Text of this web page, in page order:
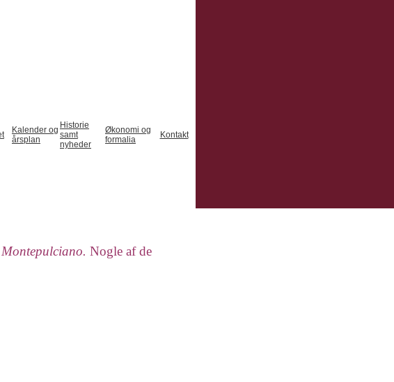
Kalender og
årsplan
Historie
samt
nyheder
Økonomi og
formalia
Kontakt
Montepulciano. Nogle af de